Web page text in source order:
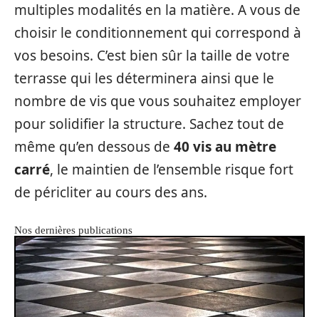
multiples modalités en la matière. A vous de
choisir le conditionnement qui correspond à
vos besoins. C’est bien sûr la taille de votre
terrasse qui les déterminera ainsi que le
nombre de vis que vous souhaitez employer
pour solidifier la structure. Sachez tout de
même qu’en dessous de 40 vis au mètre
carré, le maintien de l’ensemble risque fort
de péricliter au cours des ans.
Nos dernières publications